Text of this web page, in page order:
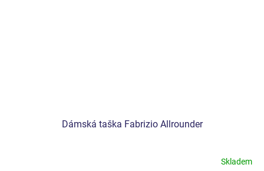
Dámská taška Fabrizio Allrounder
Skladem